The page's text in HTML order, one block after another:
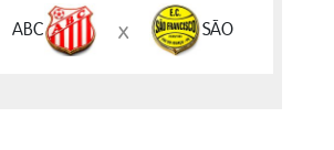
ABC x SÃO